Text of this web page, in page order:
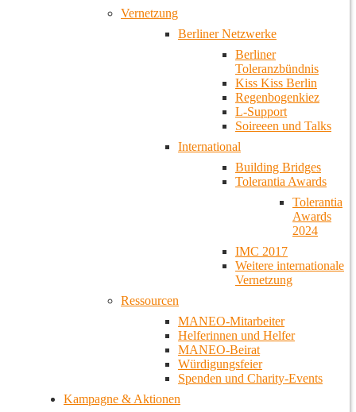
Vernetzung
Berliner Netzwerke
Berliner
Toleranzbündnis
Kiss Kiss Berlin
Regenbogenkiez
L-Support
Soireeen und Talks
International
Building Bridges
Tolerantia Awards
Tolerantia
Awards
2024
IMC 2017
Weitere internationale
Vernetzung
Ressourcen
MANEO-Mitarbeiter
Helferinnen und Helfer
MANEO-Beirat
Würdigungsfeier
Spenden und Charity-Events
Kampagne & Aktionen